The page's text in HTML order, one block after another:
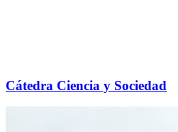
Cátedra Ciencia y Sociedad